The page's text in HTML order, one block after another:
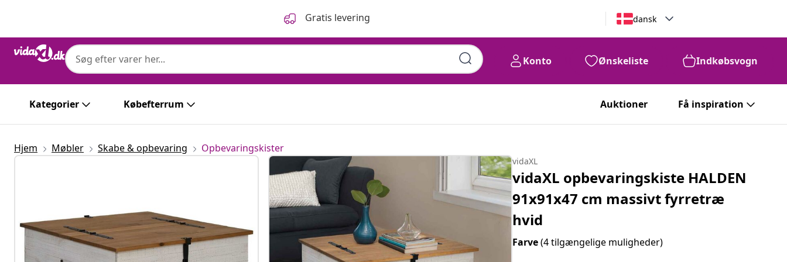
Gratis levering dansk
Konto Ønskeliste Indkøbsvogn
Kategorier Købefterrum Auktioner Få inspiration
Hjem Møbler Skabe & opbevaring Opbevaringskister
vidaXL
vidaXL opbevaringskiste HALDEN
91x91x47 cm massivt fyrretræ
hvid
Farve(4 tilgængelige muligheder)